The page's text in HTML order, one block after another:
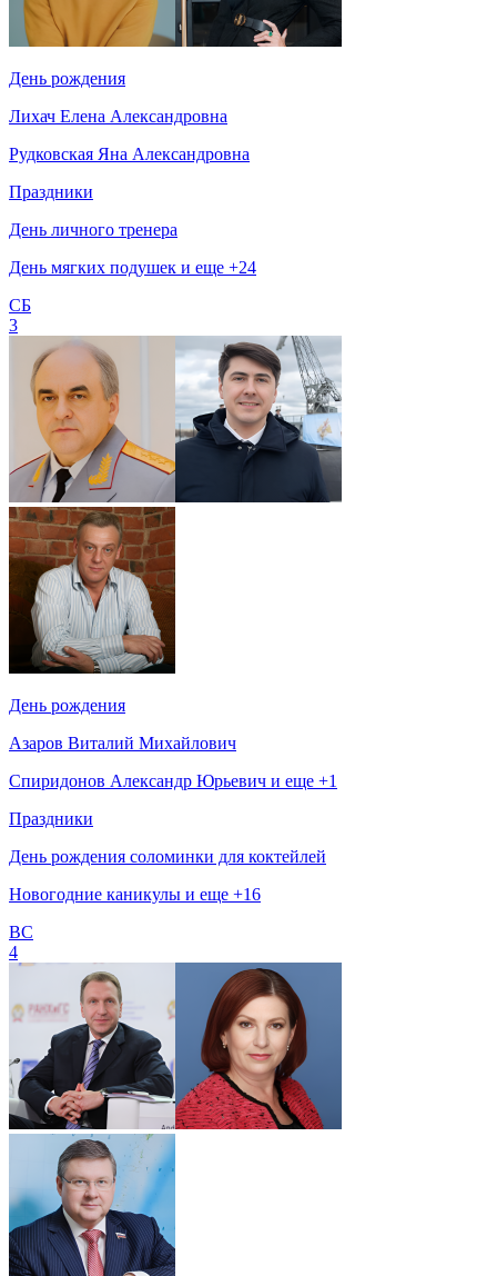
День рождения
Лихач Елена Александровна
Рудковская Яна Александровна
Праздники
День личного тренера
День мягких подушек и еще +24
СБ
3
День рождения
Азаров Виталий Михайлович
Спиридонов Александр Юрьевич и еще +1
Праздники
День рождения соломинки для коктейлей
Новогодние каникулы и еще +16
ВС
4